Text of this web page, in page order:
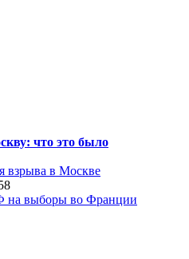
что это было
взрыва в Москве
на выборы во Франции